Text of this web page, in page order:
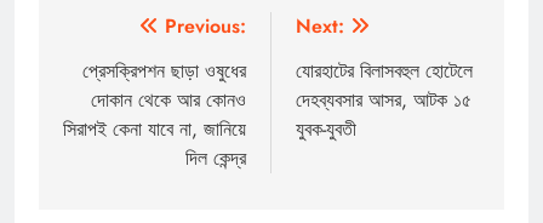
navigation
Previous:
প্রেসক্রিপশন ছাড়া ওষুধের
দোকান থেকে আর কোনও
সিরাপই কেনা যাবে না, জানিয়ে
দিল কেন্দ্র
Next:
যোরহাটের বিলাসবহুল হোটেলে
দেহব্যবসার আসর, আটক ১৫
যুবক-যুবতী